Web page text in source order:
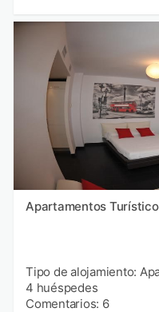
Apartamentos
Tipo de alojamiento:
4 huéspedes
Comentarios: 6